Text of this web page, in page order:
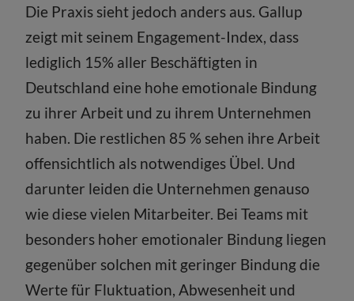
Die Praxis sieht jedoch anders aus. Gallup
zeigt mit seinem Engagement-Index, dass
lediglich 15% aller Beschäftigten in
Deutschland eine hohe emotionale Bindung
zu ihrer Arbeit und zu ihrem Unternehmen
haben. Die restlichen 85 % sehen ihre Arbeit
offensichtlich als notwendiges Übel. Und
darunter leiden die Unternehmen genauso
wie diese vielen Mitarbeiter. Bei Teams mit
besonders hoher emotionaler Bindung liegen
gegen­über solchen mit geringer Bindung die
Werte für Fluktu­ation, Abwesenheit und